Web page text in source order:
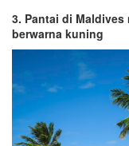
3. Pantai di
berwarna kuning